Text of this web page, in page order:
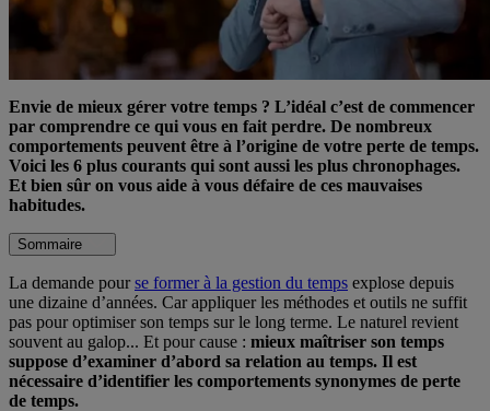
Envie de mieux gérer votre temps ? L’idéal c’est de commencer
par comprendre ce qui vous en fait perdre. De nombreux
comportements peuvent être à l’origine de votre perte de temps.
Voici les 6 plus courants qui sont aussi les plus chronophages.
Et bien sûr on vous aide à vous défaire de ces mauvaises
habitudes.
Sommaire
La demande pourse former à la gestion du temps explose depuis
une dizaine d’années. Car appliquer les méthodes et outils ne suffit
pas pour optimiser son temps sur le long terme. Le naturel revient
souvent au galop... Et pour cause : mieux maîtriser son temps
suppose d’examiner d’abord sa relation au temps. Il est
nécessaire d’identifier les comportements synonymes de perte
de temps.